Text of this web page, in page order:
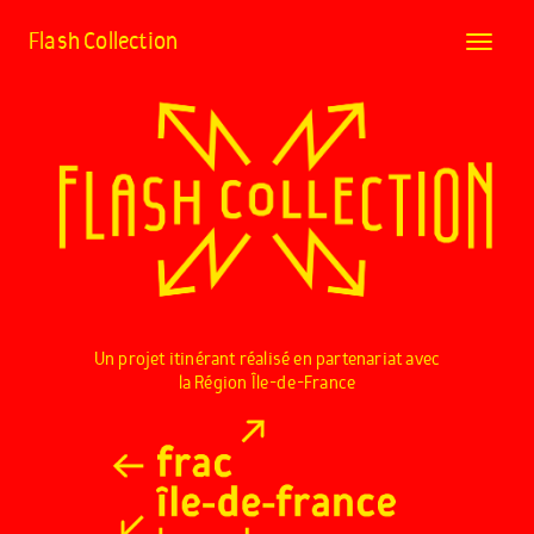
Toggle
Flash Collection
Un projet itinérant réalisé en partenariat avec
la Région Île-de-France